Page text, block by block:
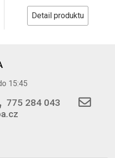
Detail produktu
15:45
775 284 043